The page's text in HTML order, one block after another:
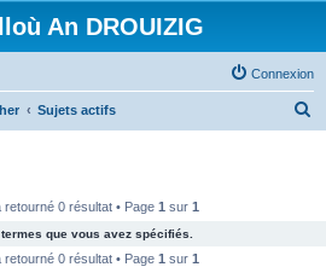
An DROUIZIG
Connexion
Sujets actifs
0 résultat • Page 1 sur 1
que vous avez spécifiés.
0 résultat • Page 1 sur 1